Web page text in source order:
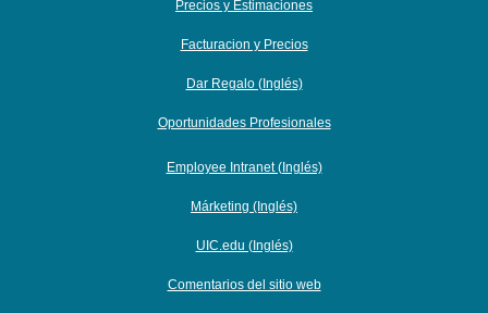
Precios y Estimaciones
Facturacion y Precios
Dar Regalo (Inglés)
Oportunidades Profesionales
Employee Intranet (Inglés)
Márketing (Inglés)
UIC.edu (Inglés)
Comentarios del sitio web